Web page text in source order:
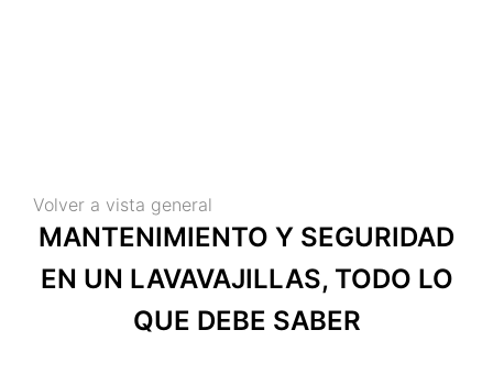
Volver a vista general
MANTENIMIENTO Y SEGURIDAD
EN UN LAVAVAJILLAS, TODO LO
QUE DEBE SABER